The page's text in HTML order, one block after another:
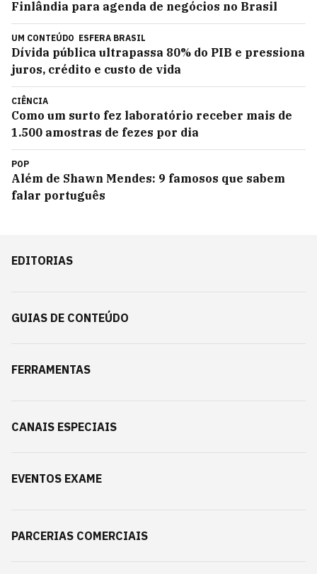
Finlândia para agenda de negócios no Brasil
UM CONTEÚDO ESFERA BRASIL
Dívida pública ultrapassa 80% do PIB e pressiona
juros, crédito e custo de vida
CIÊNCIA
Como um surto fez laboratório receber mais de
1.500 amostras de fezes por dia
POP
Além de Shawn Mendes: 9 famosos que sabem
falar português
EDITORIAS
GUIAS DE CONTEÚDO
FERRAMENTAS
CANAIS ESPECIAIS
EVENTOS EXAME
PARCERIAS COMERCIAIS